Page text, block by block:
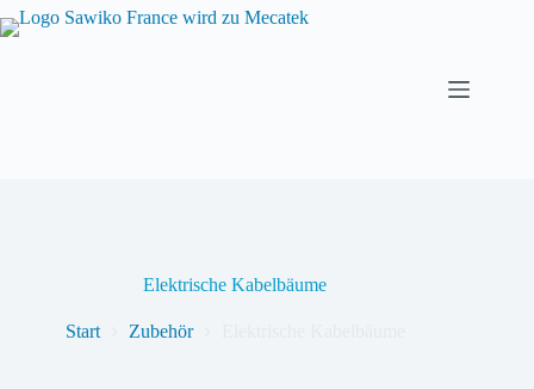
Elektrische Kabelbäume
Start Zubehör